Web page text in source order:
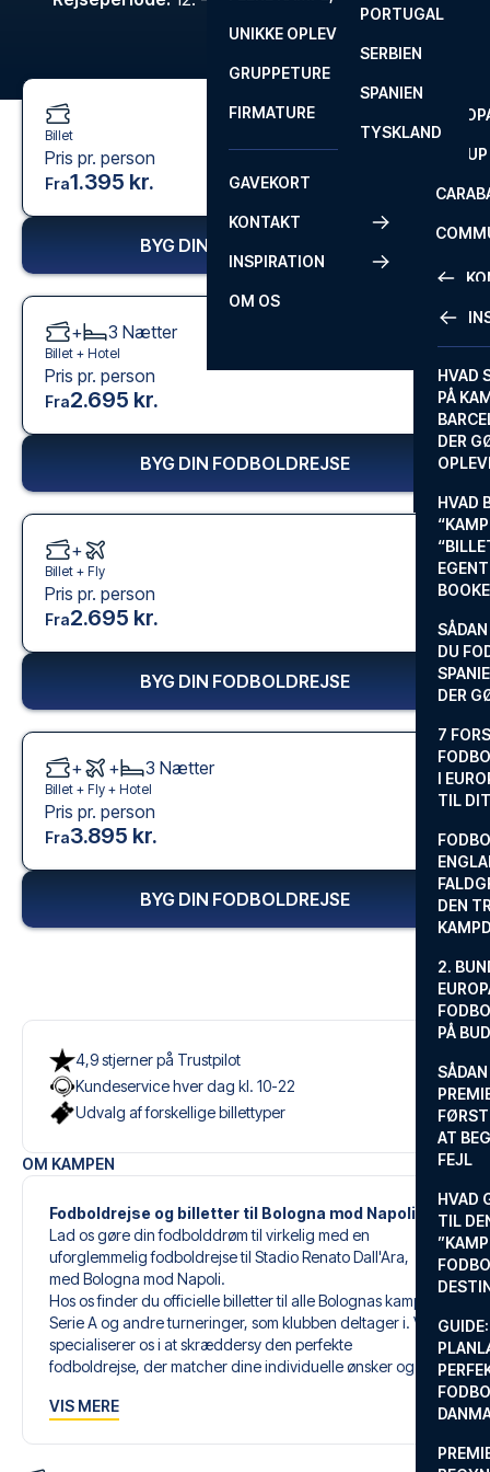
FA CUP
ROM
SEVILLA
PORTUGAL
SERBIEN
SPANIEN
TYSKLAND
UNIKKE OPLEVELSER
GRUPPETURE
FIRMATURE
GAVEKORT
KONTAKT
FAQ
INSPIRATION
HVAD
PÅ
DER
HVAD
DU
DER
7
I
TIL
DEN
2.
PÅ
AT
FEJL
HVAD
TIL
OM OS
4,9 stjerner på Trustpilot
Kundeservice hver dag kl. 10-22
Udvalg af forskellige billettyper
OM KAMPEN
Fodboldrejse og billetter til Bologna mod Napoli
Lad os gøre din fodbolddrøm til virkelig med en
uforglemmelig fodboldrejse til Stadio Renato Dall'Ara,
med Bologna mod Napoli.
Hos os finder du officielle billetter til alle Bolognas kampe i
Serie A og andre turneringer, som klubben deltager i. Vi
specialiserer os i at skræddersy den perfekte
fodboldrejse, der matcher dine individuelle ønsker og
VIS MERE
Billet
Pris pr. person
Fra1.395 kr.
BYG DIN FODBOLDREJSE
+ 3 Nætter
Billet + Hotel
Pris pr. person
Fra2.695 kr.
BYG DIN FODBOLDREJSE
+
Billet + Fly
Pris pr. person
Fra2.695 kr.
BYG DIN FODBOLDREJSE
+ + 3 Nætter
Billet + Fly + Hotel
Pris pr. person
Fra3.895 kr.
BYG DIN FODBOLDREJSE